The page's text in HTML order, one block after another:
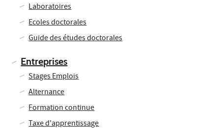
Laboratoires
Ecoles doctorales
Guide des études doctorales
Entreprises
Stages Emplois
Alternance
Formation continue
Taxe d'apprentissage